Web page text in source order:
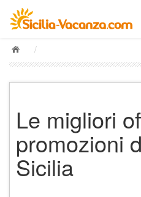
/
Le migliori
promozioni
Sicilia